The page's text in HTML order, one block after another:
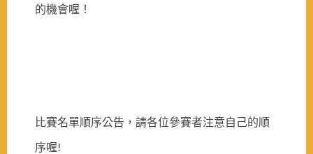
的機會喔！
比賽名單順序公告，請各位參賽者注意自己的順
序喔!